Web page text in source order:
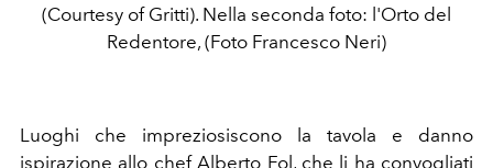
(Courtesy of Gritti). Nella seconda foto: l'Orto del
Redentore, (Foto Francesco Neri)
Luoghi che impreziosiscono la tavola e danno
ispirazione allo chef Alberto Fol, che li ha convogliati